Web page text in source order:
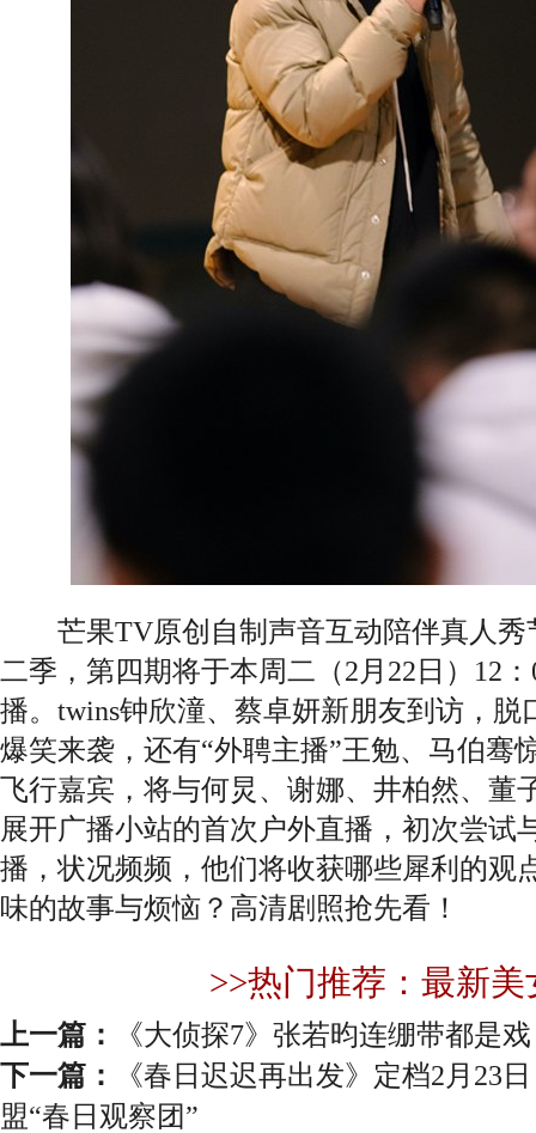
芒果TV原创自制声音互动陪伴真人秀
二季，第四期将于本周二（2月22日）12
播。twins钟欣潼、蔡卓妍新朋友到访，脱
爆笑来袭，还有“外聘主播”王勉、马伯骞
飞行嘉宾，将与何炅、谢娜、井柏然、董
展开广播小站的首次户外直播，初次尝试
播，状况频频，他们将收获哪些犀利的观
味的故事与烦恼？高清剧照抢先看！
>>热门推荐：最新美
上一篇：
《大侦探7》张若昀连绷带都是
下一篇：
《春日迟迟再出发》定档2月23
盟“春日观察团”